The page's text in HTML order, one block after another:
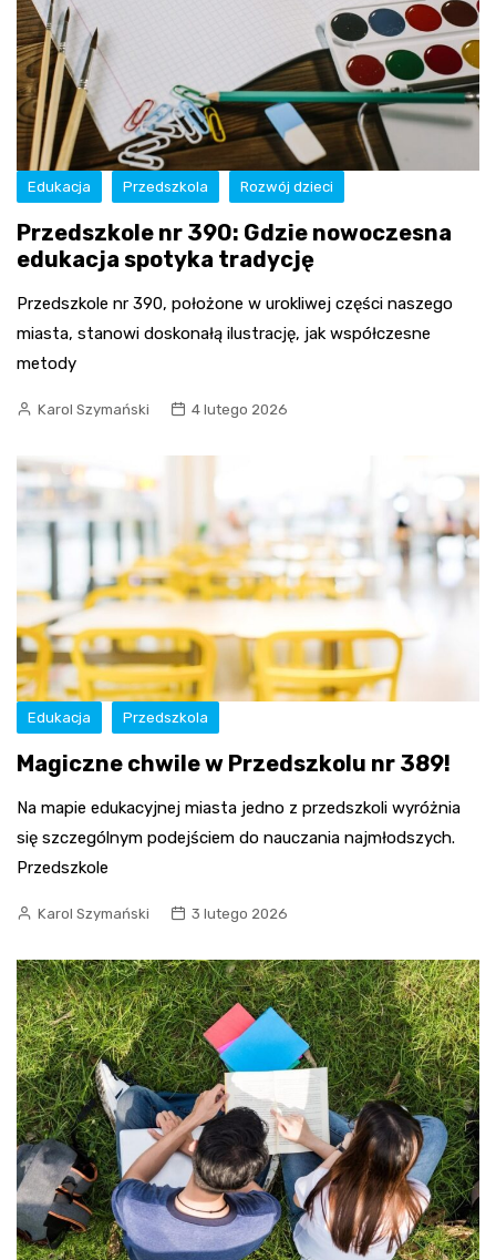
Edukacja Przedszkola Rozwój dzieci
Przedszkole nr 390: Gdzie nowoczesna
edukacja spotyka tradycję
Przedszkole nr 390, położone w urokliwej części naszego
miasta, stanowi doskonałą ilustrację, jak współczesne
metody
Karol Szymański 4 lutego 2026
Edukacja Przedszkola
Magiczne chwile w Przedszkolu nr 389!
Na mapie edukacyjnej miasta jedno z przedszkoli wyróżnia
się szczególnym podejściem do nauczania najmłodszych.
Przedszkole
Karol Szymański 3 lutego 2026